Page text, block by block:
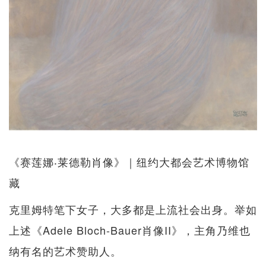
《赛莲娜‧莱德勒肖像》｜纽约大都会艺术博物馆
藏
克里姆特笔下女子，大多都是上流社会出身。举如
上述《Adele Bloch-Bauer肖像II》，主角乃维也
纳有名的艺术赞助人。